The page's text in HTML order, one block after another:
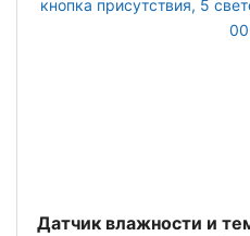
Датчик влажности и